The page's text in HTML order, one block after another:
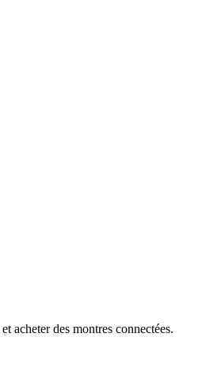
acheter des montres connectées.